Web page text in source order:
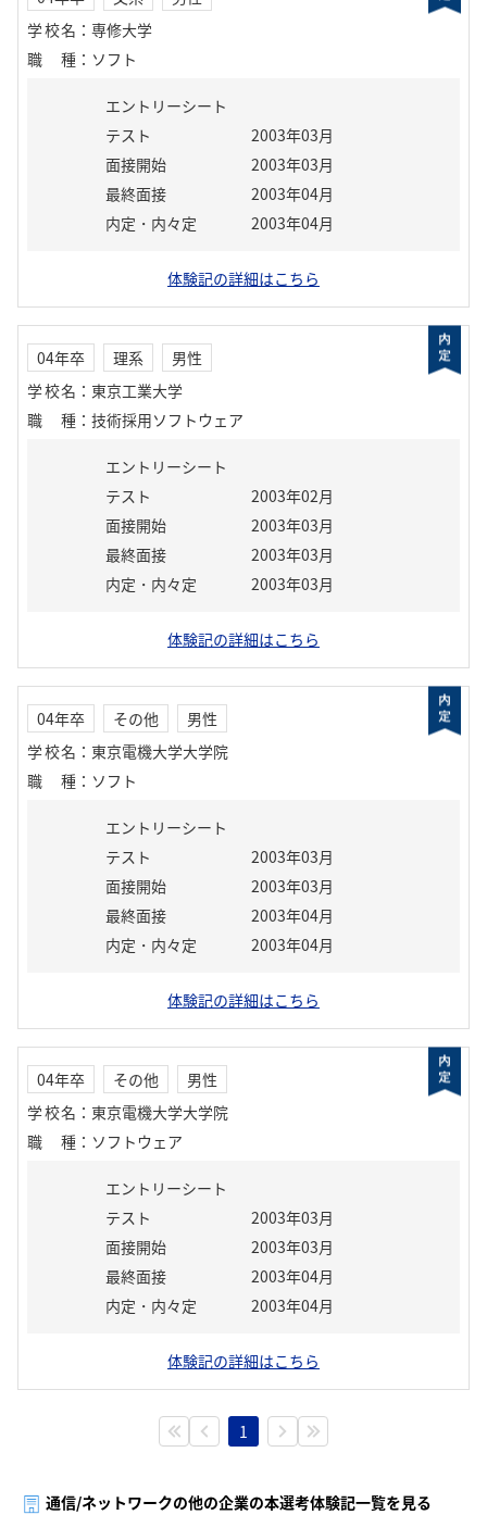
学校名 ： 専修大学
職種 ： ソフト
エントリーシート
テスト
2003年03月
面接開始
2003年03月
最終面接
2003年04月
内定・内々定
2003年04月
体験記の詳細はこちら
04年卒 理系
男性
学校名 ： 東京工業大学
職種 ： 技術採用ソフトウェア
エントリーシート
テスト
2003年02月
面接開始
2003年03月
最終面接
2003年03月
内定・内々定
2003年03月
体験記の詳細はこちら
04年卒 その他
男性
学校名 ： 東京電機大学大学院
職種 ： ソフト
エントリーシート
テスト
2003年03月
面接開始
2003年03月
最終面接
2003年04月
内定・内々定
2003年04月
体験記の詳細はこちら
04年卒 その他
男性
学校名 ： 東京電機大学大学院
職種 ： ソフトウェア
エントリーシート
テスト
2003年03月
面接開始
2003年03月
最終面接
2003年04月
内定・内々定
2003年04月
体験記の詳細はこちら
1
通信/ネットワークの他の企業の本選考体験記一覧を見る